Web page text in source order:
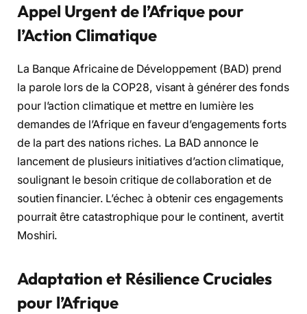
Appel Urgent de l’Afrique pour
l’Action Climatique
La Banque Africaine de Développement (BAD) prend
la parole lors de la COP28, visant à générer des fonds
pour l’action climatique et mettre en lumière les
demandes de l’Afrique en faveur d’engagements forts
de la part des nations riches. La BAD annonce le
lancement de plusieurs initiatives d’action climatique,
soulignant le besoin critique de collaboration et de
soutien financier. L’échec à obtenir ces engagements
pourrait être catastrophique pour le continent, avertit
Moshiri.
Adaptation et Résilience Cruciales
pour l’Afrique